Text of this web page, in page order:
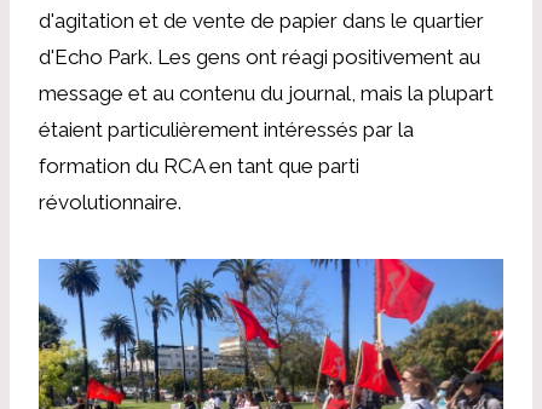
d'agitation et de vente de papier dans le quartier
d'Echo Park. Les gens ont réagi positivement au
message et au contenu du journal, mais la plupart
étaient particulièrement intéressés par la
formation du RCA en tant que parti
révolutionnaire.